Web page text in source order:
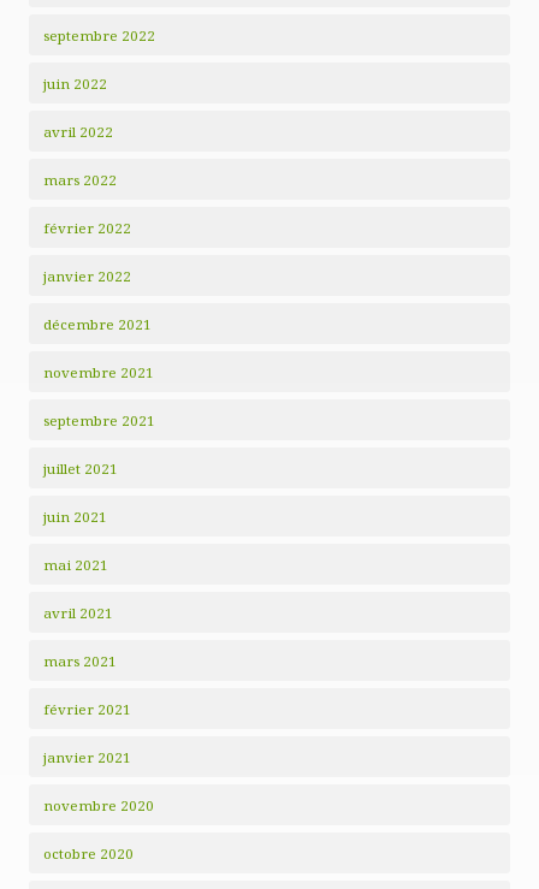
septembre 2022
juin 2022
avril 2022
mars 2022
février 2022
janvier 2022
décembre 2021
novembre 2021
septembre 2021
juillet 2021
juin 2021
mai 2021
avril 2021
mars 2021
février 2021
janvier 2021
novembre 2020
octobre 2020